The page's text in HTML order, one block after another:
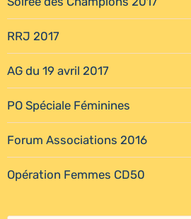
RRJ 2017
AG du 19 avril 2017
PO Spéciale Féminines
Forum Associations 2016
Opération Femmes CD50